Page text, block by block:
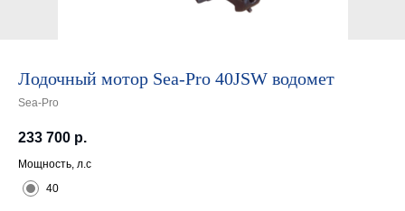
Лодочный мотор Sea-Pro 40JSW водомет
Sea-Pro
233 700 р.
Мощность, л.с
40